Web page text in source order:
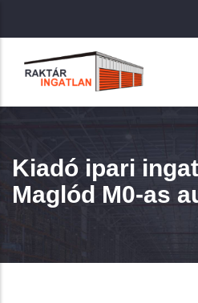
a
tartalomra
Kiadó ipari
Maglód M0-as